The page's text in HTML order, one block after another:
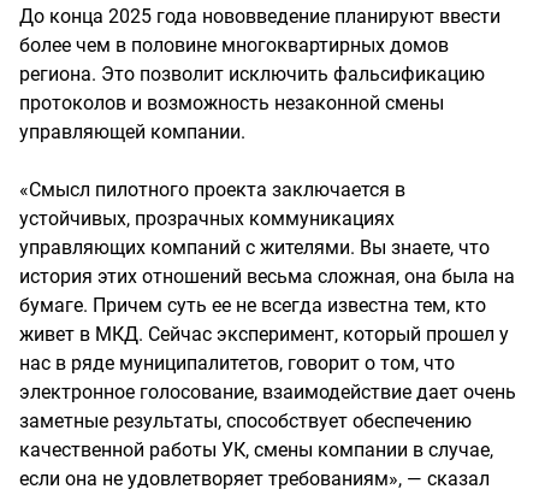
До конца 2025 года нововведение планируют ввести
более чем в половине многоквартирных домов
региона. Это позволит исключить фальсификацию
протоколов и возможность незаконной смены
управляющей компании.
«Смысл пилотного проекта заключается в
устойчивых, прозрачных коммуникациях
управляющих компаний с жителями. Вы знаете, что
история этих отношений весьма сложная, она была на
бумаге. Причем суть ее не всегда известна тем, кто
живет в МКД. Сейчас эксперимент, который прошел у
нас в ряде муниципалитетов, говорит о том, что
электронное голосование, взаимодействие дает очень
заметные результаты, способствует обеспечению
качественной работы УК, смены компании в случае,
если она не удовлетворяет требованиям», — сказал